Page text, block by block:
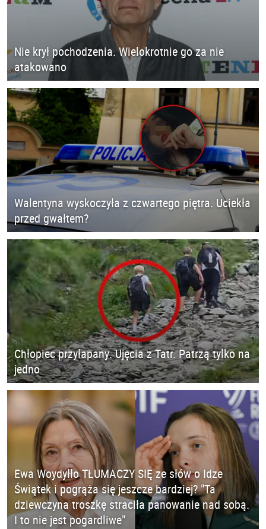
Nie krył pochodzenia. Wielokrotnie go za nie
atakowano
Walentyna wyskoczyła z czwartego piętra. Uciekła
przed gwałtem?
Chłopiec przyłapany. Ujęcia z Tatr. Patrzą tylko na
jedno
Ewa Woydyłło TŁUMACZY SIĘ ze słów o Idze
Świątek i pogrąża się jeszcze bardziej? "Ta
dziewczyna troszkę straciła panowanie nad sobą.
I to nie jest pogardliwe"